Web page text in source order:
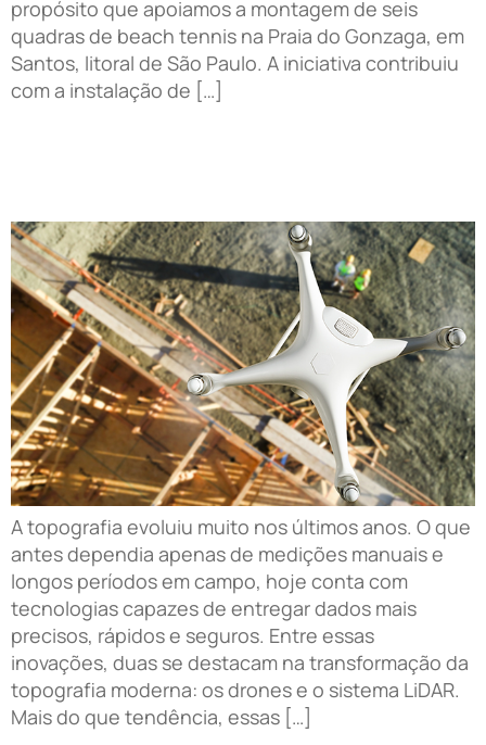
propósito que apoiamos a montagem de seis
quadras de beach tennis na Praia do Gonzaga, em
Santos, litoral de São Paulo. A iniciativa contribuiu
com a instalação de […]
A topografia evoluiu muito nos últimos anos. O que
antes dependia apenas de medições manuais e
longos períodos em campo, hoje conta com
tecnologias capazes de entregar dados mais
precisos, rápidos e seguros. Entre essas
inovações, duas se destacam na transformação da
topografia moderna: os drones e o sistema LiDAR.
Mais do que tendência, essas […]